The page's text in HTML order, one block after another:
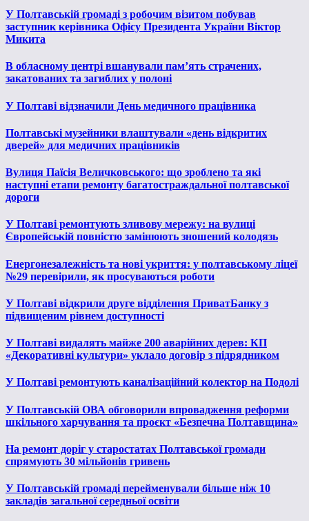
У Полтавській громаді з робочим візитом побував
заступник керівника Офісу Президента України Віктор
Микита
В обласному центрі вшанували пам’ять страчених,
закатованих та загиблих у полоні
У Полтаві відзначили День медичного працівника
Полтавські музейники влаштували «день відкритих
дверей» для медичних працівників
Вулиця Паїсія Величковського: що зроблено та які
наступні етапи ремонту багатостраждальної полтавської
дороги
У Полтаві ремонтують зливову мережу: на вулиці
Європейській повністю замінюють зношений колодязь
Енергонезалежність та нові укриття: у полтавському ліцеї
№29 перевірили, як просуваються роботи
У Полтаві відкрили друге відділення ПриватБанку з
підвищеним рівнем доступності
У Полтаві видалять майже 200 аварійних дерев: КП
«Декоративні культури» уклало договір з підрядником
У Полтаві ремонтують каналізаційний колектор на Подолі
У Полтавській ОВА обговорили впровадження реформи
шкільного харчування та проєкт «Безпечна Полтавщина»
На ремонт доріг у старостатах Полтавської громади
спрямують 30 мільйонів гривень
У Полтавській громаді перейменували більше ніж 10
закладів загальної середньої освіти